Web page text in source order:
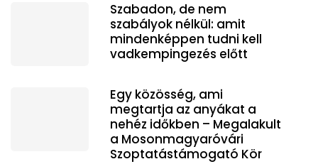
Szabadon, de nem
szabályok nélkül: amit
mindenképpen tudni kell
vadkempingezés előtt
Egy közösség, ami
megtartja az anyákat a
nehéz időkben – Megalakult
a Mosonmagyaróvári
Szoptatástámogató Kör